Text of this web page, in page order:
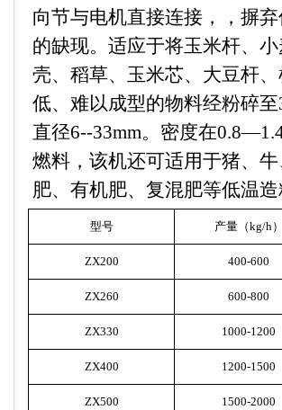
向节与电机直接连接，，摒
的缺现。适应于将玉米杆、
壳、稻草、玉米芯、大豆杆
低、难以成型的物料经粉碎至
直径6--33mm。密度在0.8—
燃料， 该机还可适用于猪、
肥、有机肥、复混肥等低温造
型号 产量（kg/h）
ZX200 400-600
ZX260 600-800
ZX330 1000-1200
ZX400 1200-1500
ZX500 1500-2000